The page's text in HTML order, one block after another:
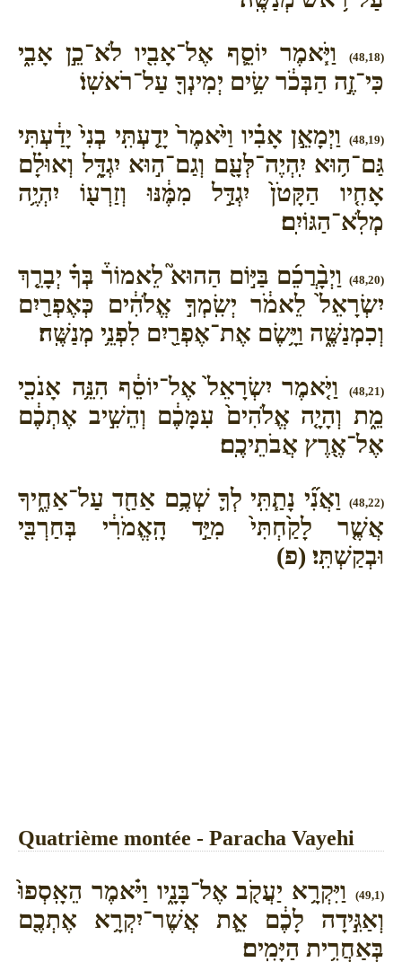
(48,18)
וַיֹּ֧אמֶר יוֹסֵ֛ף אֶל־אָבִ֖יו לֹא־כֵ֣ן אָבִ֑י
כִּי־זֶ֣ה הַבְּכֹ֔ר שִׂ֥ים יְמִינְךָ֖ עַל־רֹאשֽׁוֹ׃
(48,19)
וַיְמָאֵ֣ן אָבִ֗יו וַיֹּ֙אמֶר֙ יָדַ֤עְתִּֽי בְנִי֙ יָדַ֔עְתִּי
גַּם־ה֥וּא יִֽהְיֶה־לְּעָ֖ם וְגַם־ה֣וּא יִגְדָּ֑ל וְאוּלָ֗ם
אָחִ֤יו הַקָּטֹן֙ יִגְדַּ֣ל מִמֶּ֔נּוּ וְזַרְע֖וֹ יִהְיֶ֥ה
מְלֹֽא־הַגּוֹיִֽם׃
(48,20)
וַיְבָ֨רֲכֵ֜ם בַּיּ֣וֹם הַהוּא֮ לֵאמוֹר֒ בְּךָ֗ יְבָרֵ֤ךְ
יִשְׂרָאֵל֙ לֵאמֹ֔ר יְשִֽׂמְךָ֣ אֱלֹהִ֔ים כְּאֶפְרַ֖יִם
וְכִמְנַשֶּׁ֑ה וַיָּ֥שֶׂם אֶת־אֶפְרַ֖יִם לִפְנֵ֥י מְנַשֶּֽׁה׃
(48,21)
וַיֹּ֤אמֶר יִשְׂרָאֵל֙ אֶל־יוֹסֵ֔ף הִנֵּ֥ה אָנֹכִ֖י
מֵ֑ת וְהָיָ֤ה אֱלֹהִים֙ עִמָּכֶ֔ם וְהֵשִׁ֣יב אֶתְכֶ֔ם
אֶל־אֶ֖רֶץ אֲבֹתֵיכֶֽם׃
(48,22)
וַאֲנִ֞י נָתַ֧תִּֽי לְךָ֛ שְׁכֶ֥ם אַחַ֖ד עַל־אַחֶ֑יךָ
אֲשֶׁ֤ר לָקַ֙חְתִּי֙ מִיַּ֣ד הָֽאֱמֹרִ֔י בְּחַרְבִּ֖י
וּבְקַשְׁתִּֽי׃ (פ)
Quatrième montée - Paracha Vayehi
(49,1)
וַיִּקְרָ֥א יַעֲקֹ֖ב אֶל־בָּנָ֑יו וַיֹּ֗אמֶר הֵאָֽסְפוּ֙
וְאַגִּ֣ידָה לָכֶ֔ם אֵ֛ת אֲשֶׁר־יִקְרָ֥א אֶתְכֶ֖ם
בְּאַחֲרִ֥ית הַיָּמִֽים׃